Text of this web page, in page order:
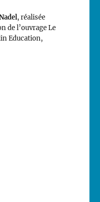
, réalisée
de l’ouvrage Le
Education,